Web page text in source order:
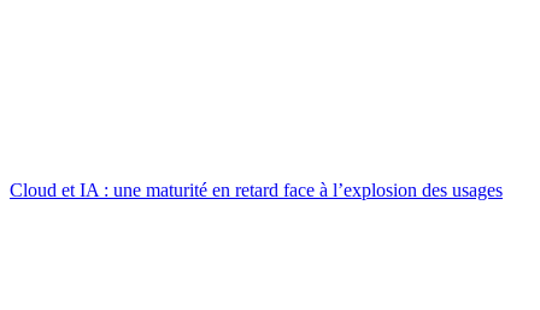
Cloud et IA : une maturité en retard face à l’explosion des usages